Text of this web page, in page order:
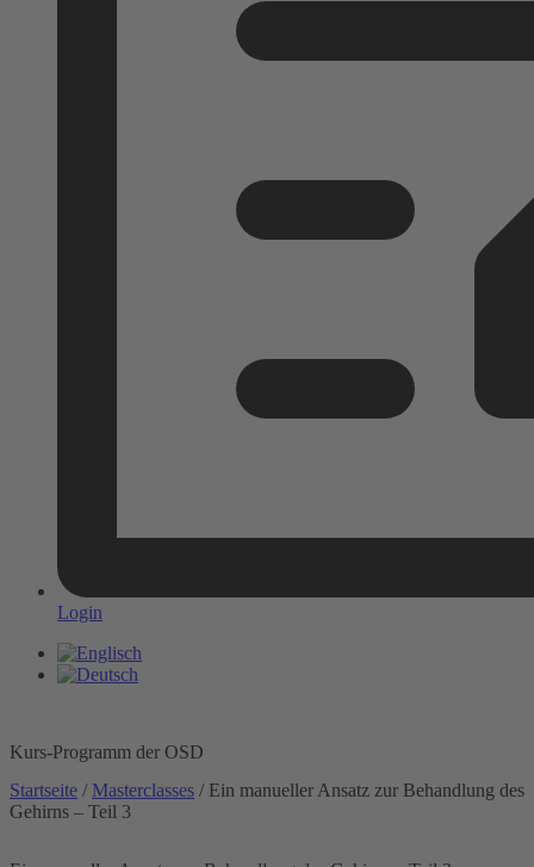
Login
Kurs-Programm der OSD
Startseite / Masterclasses / Ein manueller Ansatz zur Behandlung des
Gehirns – Teil 3